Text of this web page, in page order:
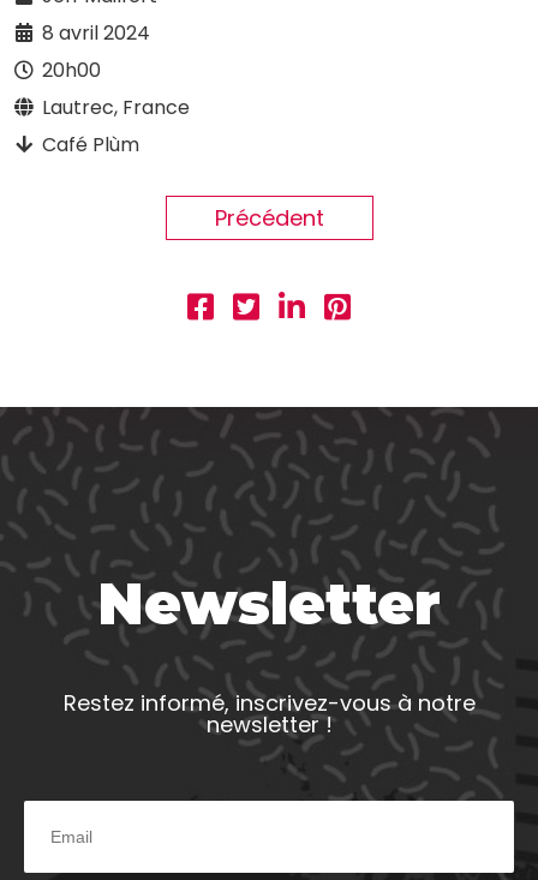
8 avril 2024
20h00
Lautrec, France
Café Plùm
Précédent
Newsletter
Restez informé, inscrivez-vous à notre
newsletter !